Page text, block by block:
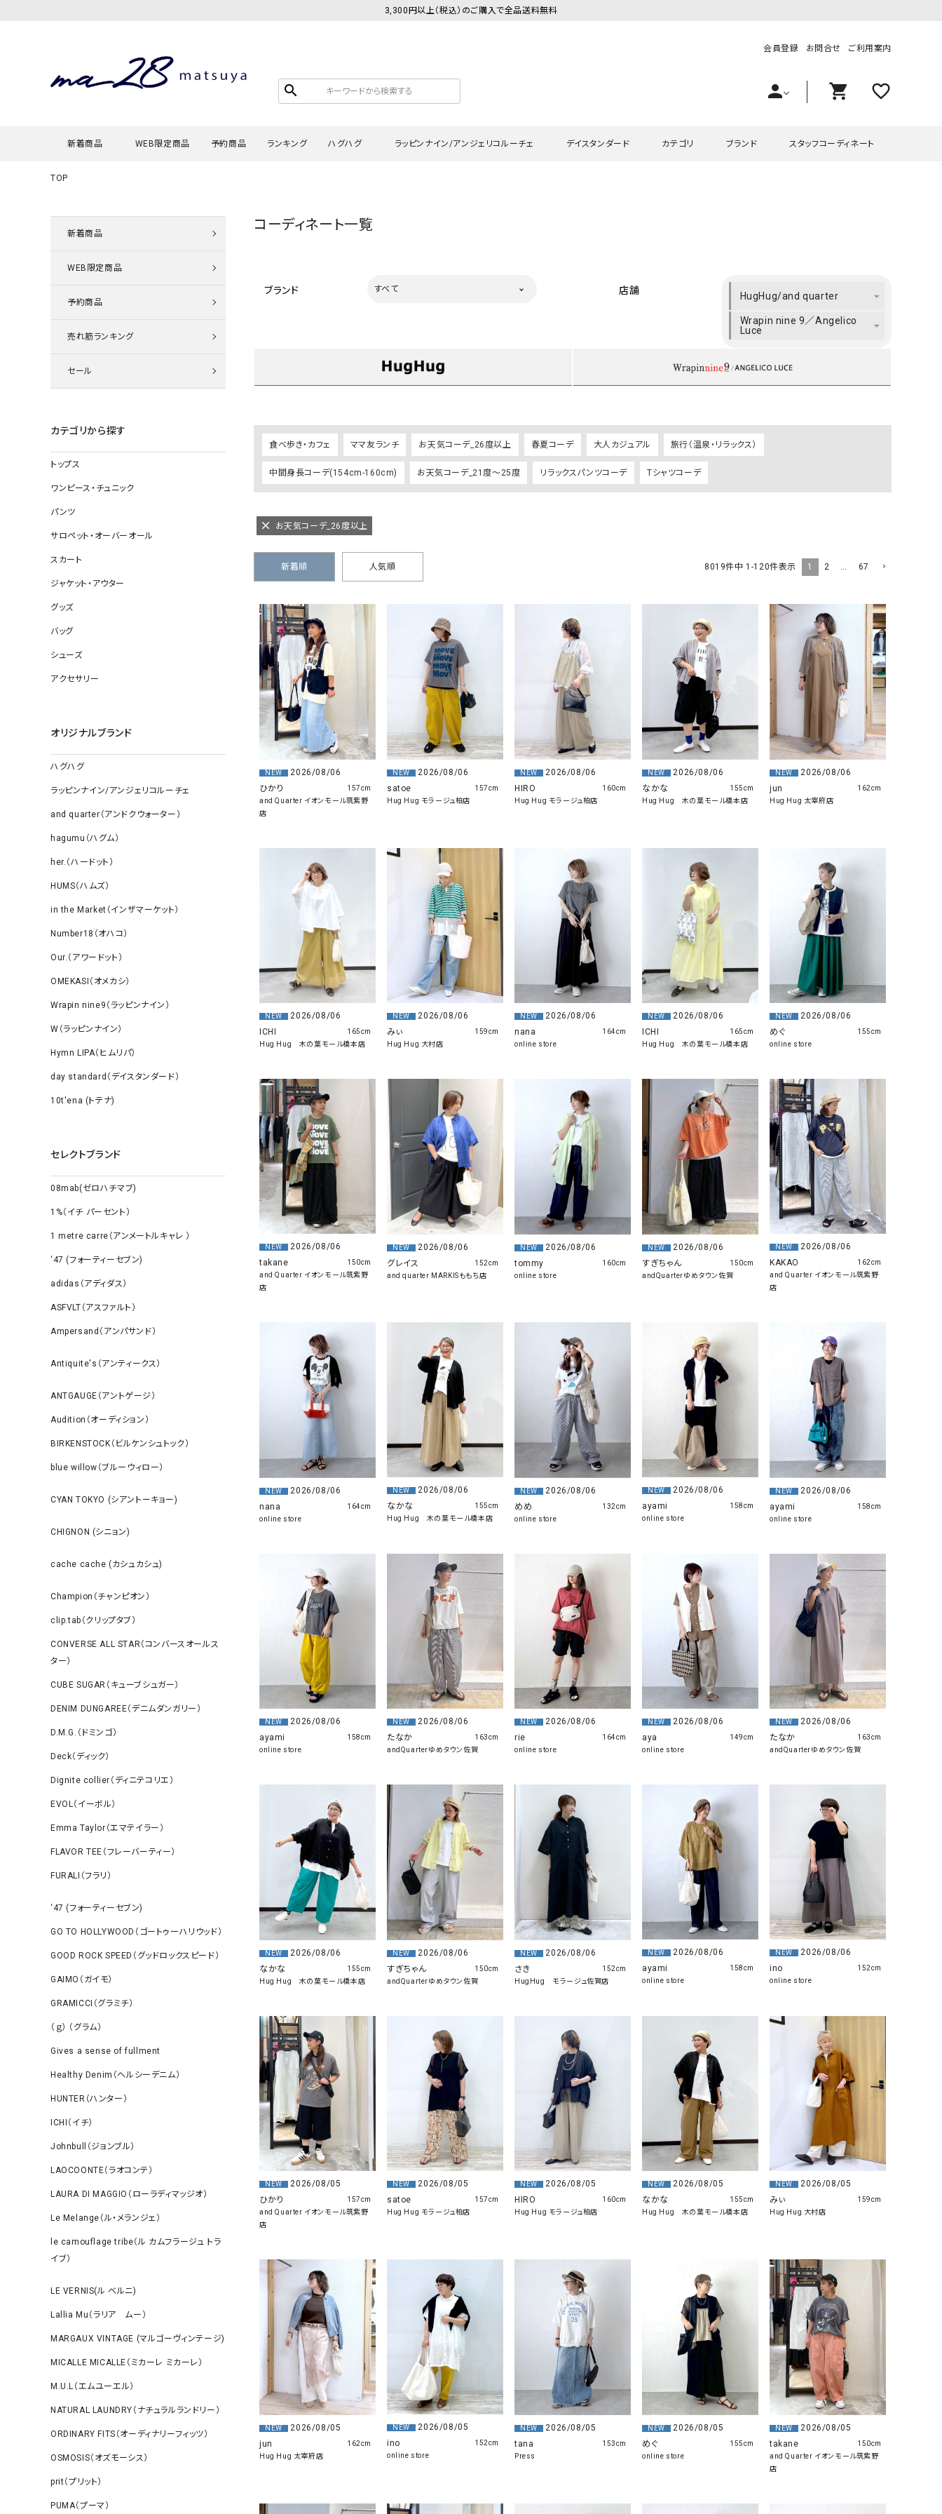
3,300円以上（税込）のご購入で全品送料無料
search
会員登録 お問合せ ご利用案内
person shopping_cart favorite_outline
新着商品 WEB限定商品 予約商品 ランキング ハグハグ
タンクトップ・キャミソール
その他のパンツ ロング・マキシ丈
ジャケット すべて見る
バッグ
帽子
ソックス
その他雑貨
ラッピンナイン/アンジェリコルーチェ
シャツ・ブラウス
デニムパンツ ロング・マキシ丈
ジャケット
その他アウター
バッグ
デイスタンダード
デニムパンツ
ロング・マキシ丈
その他スカート
コート
ソックス・その他雑貨
カテゴリ
サロペット・オーバーオール
ジャケット・アウター
ブランド
and quarter（アンドクウォーター） HUMS（ハムズ）
Our.（アワードット） Hymn LIPA（ヒムリパ）
day standard（デイスタンダード）
08mab(ゼロハチマブ)
1%（イチ パーセント）
1 metre carre（アンメートルキャレ ）
オ）
Antiquite's（アンティークス）
NATURAL LAUNDRY（ナ
リー）
Audition（オーディション）
ORDINARY FITS（オーディ
ツ）
blue willow（ブルーウィロー） Osmosis（オズモシス）
blue willow（ブルーウィロー） prit（プリット）
CUBE SUGAR（キューブシュガー） PUMA（プーマ）
CONVERSE ALL STAR（コンバースオー
Risley（リズレー）
EVOL（イーボル）
ダ）
Emma Taylor（エマテイラー） SUGAR ROSE（シュガーロ
FLAVOR TEE（フレーバーティー） squady by graphite（スカ
GO TO HOLLYWOOD（ゴートゥーハリウ
ッド）
THIRTY（サーティ）
G-STAR RAW（ジースターロウ） tumugu:（ツムグ）
GOOD SPEED（グッドスピード） un cinq（アンサンク）
GAIMO（ガイモ）
GRAMICCI（グラミチ）
USU GALLERY（ユーエ
ー）
（ｇ） （グラム） upper hights（アッパーハイ
Gives a sense of fullment +phenix（フェニックス）
HUNTER（ハンター） WILD THINGS（ワイルドシ
ICHI（イチ）
ILIMA（イリマ）
スタッフコーディネート
TOP
新着商品
WEB限定商品
予約商品
売れ筋ランキング
セール
カテゴリから探す
トップス
ワンピース・チュニック
パンツ
サロペット・オーバーオール
スカート
ジャケット・アウター
グッズ
バッグ
シューズ
アクセサリー
オリジナルブランド
ハグハグ
ラッピンナイン/アンジェリコルーチェ
and quarter（アンドクウォーター）
hagumu（ハグム）
her.（ハードット）
HUMS（ハムズ）
in the Market（インザマーケット）
Number18（オハコ）
Our.（アワードット）
OMEKASI（オメカシ）
Wrapin nine9（ラッピンナイン）
W（ラッピンナイン）
Hymn LIPA（ヒムリパ）
day standard（デイスタンダード）
10t'ena (トテナ)
セレクトブランド
08mab(ゼロハチマブ)
1%（イチ パーセント）
1 metre carre（アンメートルキャレ ）
‘47 (フォーティーセブン)
adidas（アディダス）
ASFVLT（アスファルト）
Ampersand（アンパサンド）
Antiquite's（アンティークス）
ANTGAUGE（アントゲージ）
Audition（オーディション）
BIRKENSTOCK（ビルケンシュトック）
blue willow（ブルーウィロー）
CYAN TOKYO (シアントーキョー)
CHIGNON (シニョン)
cache cache (カシュカシュ)
Champion（チャンピオン）
clip.tab（クリップタブ）
CONVERSE ALL STAR（コンバースオールス
ター）
CUBE SUGAR（キューブシュガー）
DENIM DUNGAREE（デニムダンガリー）
D.M.G.（ドミンゴ）
Deck（ディック）
Dignite collier（ディニテコリエ）
EVOL（イーボル）
Emma Taylor（エマテイラー）
FLAVOR TEE（フレーバーティー）
FURALI（フラリ）
‘47 (フォーティーセブン)
GO TO HOLLYWOOD（ゴートゥーハリウッド）
GOOD ROCK SPEED（グッドロックスピード）
GAIMO（ガイモ）
GRAMICCI（グラミチ）
（ｇ） （グラム）
Gives a sense of fullment
Healthy Denim（ヘルシーデニム）
HUNTER（ハンター）
ICHI（イチ）
Johnbull（ジョンブル）
LAOCOONTE（ラオコンテ）
LAURA DI MAGGIO（ローラディマッジオ）
Le Melange（ル・メランジェ）
le camouflage tribe（ル カムフラージュ トラ
イブ）
LE VERNIS(ル ベルニ)
Lallia Mu（ラリア ムー）
MARGAUX VINTAGE (マルゴーヴィンテージ)
MICALLE MICALLE（ミカーレ ミカーレ）
M.U.L（エムユーエル）
NATURAL LAUNDRY（ナチュラルランドリー）
ORDINARY FITS（オーディナリーフィッツ）
OSMOSIS（オズモーシス）
prit（プリット）
PUMA（プーマ）
コーディネート一覧
ブランド すべて 店舗 HugHug/and quarter
Wrapin nine 9／Angelico
Luce
食べ歩き・カフェ ママ友ランチ お天気コーデ_26度以上 春夏コーデ 大人カジュアル 旅行（温泉・リラックス）
中間身長コーデ(154cm-160cm) お天気コーデ_21度～25度 リラックスパンツコーデ Tシャツコーデ
お天気コーデ_26度以上
新着順 人気順 8019件中 1 -120件表示 1 2 67
NEW
2026/08/06
ひかり
and Quarter イオンモール筑紫野
店
157cm
NEW
2026/08/06
satoe
Hug Hug モラージュ柏店
157cm
NEW
2026/08/06
HIRO
Hug Hug モラージュ柏店
160cm
NEW
2026/08/06
なかな
Hug Hug 木の葉モール橋本店
155cm
NEW
2026/08/06
jun
Hug Hug 太宰府店
162cm
NEW
2026/08/06
ICHI
Hug Hug 木の葉モール橋本店
165cm
NEW
2026/08/06
みぃ
Hug Hug 大村店
159cm
NEW
2026/08/06
nana
online store
164cm
NEW
2026/08/06
ICHI
Hug Hug 木の葉モール橋本店
165cm
NEW
2026/08/06
めぐ
online store
155cm
NEW
2026/08/06
takane
and Quarter イオンモール筑紫野
店
150cm
NEW
2026/08/06
グレイス
and quarter MARKISももち店
152cm
NEW
2026/08/06
tommy
online store
160cm
NEW
2026/08/06
すぎちゃん
andQuarterゆめタウン佐賀
150cm
NEW
2026/08/06
KAKAO
and Quarter イオンモール筑紫野
店
162cm
NEW
2026/08/06
nana
online store
164cm
NEW
2026/08/06
なかな
Hug Hug 木の葉モール橋本店
155cm
NEW
2026/08/06
めめ
online store
132cm
NEW
2026/08/06
ayami
online store
158cm
NEW
2026/08/06
ayami
online store
158cm
NEW
2026/08/06
ayami
online store
158cm
NEW
2026/08/06
たなか
andQuarterゆめタウン佐賀
163cm
NEW
2026/08/06
rie
online store
164cm
NEW
2026/08/06
aya
online store
149cm
NEW
2026/08/06
たなか
andQuarterゆめタウン佐賀
163cm
NEW
2026/08/06
なかな
Hug Hug 木の葉モール橋本店
155cm
NEW
2026/08/06
すぎちゃん
andQuarterゆめタウン佐賀
150cm
NEW
2026/08/06
さき
HugHug モラージュ佐賀店
152cm
NEW
2026/08/06
ayami
online store
158cm
NEW
2026/08/06
ino
online store
152cm
NEW
2026/08/05
ひかり
and Quarter イオンモール筑紫野
店
157cm
NEW
2026/08/05
satoe
Hug Hug モラージュ柏店
157cm
NEW
2026/08/05
HIRO
Hug Hug モラージュ柏店
160cm
NEW
2026/08/05
なかな
Hug Hug 木の葉モール橋本店
155cm
NEW
2026/08/05
みぃ
Hug Hug 大村店
159cm
NEW
2026/08/05
jun
Hug Hug 太宰府店
162cm
NEW
2026/08/05
ino
online store
152cm
NEW
2026/08/05
tana
Press
153cm
NEW
2026/08/05
めぐ
online store
155cm
NEW
2026/08/05
takane
and Quarter イオンモール筑紫野
店
150cm